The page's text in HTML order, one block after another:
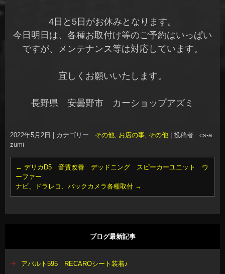
4日と5日がお休みとなります。
今日明日は、各種お取付け等のご予約はいっぱい
ですが、メンテナンス等は対応しています。
宜しくお願いいたします。
長野県 安曇野市 カーショップアズミ
2022年5月2日 カテゴリー : その他, お店の事, その他
投稿者 : cs-a
zumi
← デリカD5 音質改善 デッドニング スピーカーユニット ウ
ーファー
ナビ、ドラレコ、バックカメラ各種取付 →
ブログ最新記事
アバルト595 RECAROシート装着♪